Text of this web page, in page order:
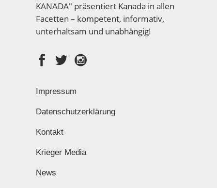
KANADA" präsentiert Kanada in allen
Facetten – kompetent, informativ,
unterhaltsam und unabhängig!
Impressum
Datenschutzerklärung
Kontakt
Krieger Media
News